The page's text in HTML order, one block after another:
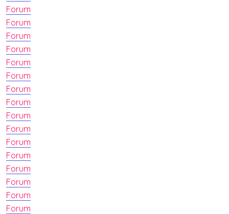
Forum
Forum
Forum
Forum
Forum
Forum
Forum
Forum
Forum
Forum
Forum
Forum
Forum
Forum
Forum
Forum